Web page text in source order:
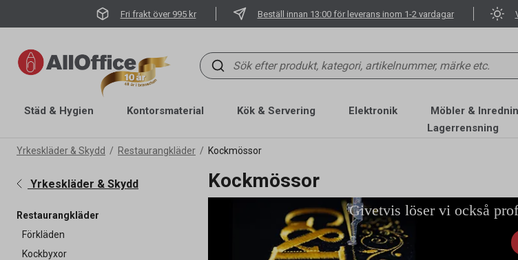
Fri frakt över 995 kr Beställ innan 13:00 för leverans inom 1-2 vardagar
Städ & Hygien Kontorsmaterial Kök & Servering Elektronik Möbler &
Lagerrensning
Yrkeskläder & Skydd Restaurangkläder Kockmössor
Yrkeskläder & Skydd
Restaurangkläder
Förkläden
Kockbyxor
Kockmössor
Givetvis löser vi också